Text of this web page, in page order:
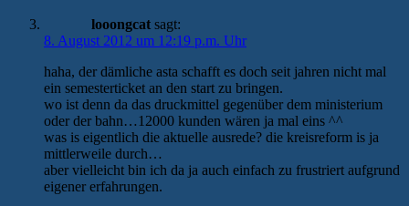
looongcat sagt:
8. August 2012 um 12:19 p.m. Uhr
haha, der dämliche asta schafft es doch seit jahren nicht mal
ein semesterticket an den start zu bringen.
wo ist denn da das druckmittel gegenüber dem ministerium
oder der bahn…12000 kunden wären ja mal eins ^^
was is eigentlich die aktuelle ausrede? die kreisreform is ja
mittlerweile durch…
aber vielleicht bin ich da ja auch einfach zu frustriert aufgrund
eigener erfahrungen.